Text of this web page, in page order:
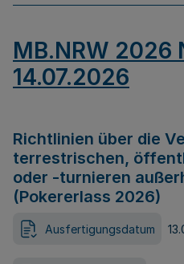
MB.NRW 2026
14.07.2026
Richtlinien über die
terrestrischen,
oder -turnieren
(Pokererlass 2026)
Ausfertigungsdatum